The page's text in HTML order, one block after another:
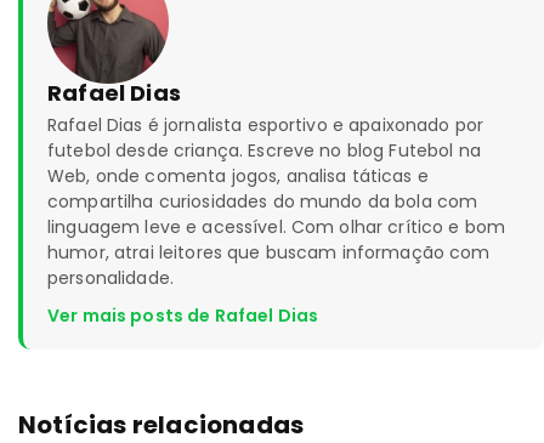
Rafael Dias
Rafael Dias é jornalista esportivo e apaixonado por
futebol desde criança. Escreve no blog Futebol na
Web, onde comenta jogos, analisa táticas e
compartilha curiosidades do mundo da bola com
linguagem leve e acessível. Com olhar crítico e bom
humor, atrai leitores que buscam informação com
personalidade.
Ver mais posts de Rafael Dias
Notícias relacionadas